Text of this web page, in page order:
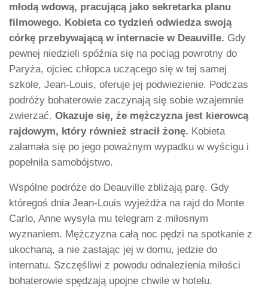
młodą wdową, pracującą jako sekretarka planu
filmowego. Kobieta co tydzień odwiedza swoją
córkę przebywającą w internacie w Deauville. Gdy
pewnej niedzieli spóźnia się na pociąg powrotny do
Paryża, ojciec chłopca uczącego się w tej samej
szkole, Jean-Louis, oferuje jej podwiezienie. Podczas
podróży bohaterowie zaczynają się sobie wzajemnie
zwierzać. Okazuje się, że mężczyzna jest kierowcą
rajdowym, który również stracił żonę. Kobieta
załamała się po jego poważnym wypadku w wyścigu i
popełniła samobójstwo.
Wspólne podróże do Deauville zbliżają parę. Gdy
któregoś dnia Jean-Louis wyjeżdża na rajd do Monte
Carlo, Anne wysyła mu telegram z miłosnym
wyznaniem. Mężczyzna całą noc pędzi na spotkanie z
ukochaną, a nie zastając jej w domu, jedzie do
internatu. Szczęśliwi z powodu odnalezienia miłości
bohaterowie spędzają upojne chwile w hotelu.